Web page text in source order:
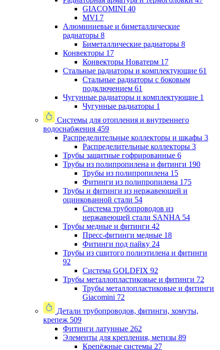
GIACOMINI 40
MVI 7
Алюминиевые и биметаллические
радиаторы 8
Биметаллические радиаторы 8
Конвекторы 17
Конвекторы Новатерм 17
Стальные радиаторы и комплектующие 61
Стальные радиаторы с боковым
подключением 61
Чугунные радиаторы и комплектующие 1
Чугунные радиаторы 1
Системы для отопления и внутреннего
водоснабжения 459
Распределительные коллекторы и шкафы 3
Распределительные коллекторы 3
Трубы защитные гофрированные 6
Трубы из полипропилена и фитинги 190
Трубы из полипропилена 15
Фитинги из полипропилена 175
Трубы и фитинги из нержавеющей и
оцинкованной стали 54
Система трубопроводов из
нержавеющей стали SANHA 54
Трубы медные и фитинги 42
Пресс-фитинги медные 18
Фитинги под пайку 24
Трубы из сшитого полиэтилена и фитинги
92
Система GOLDFIX 92
Трубы металлопластиковые и фитинги 72
Трубы металлопластиковые и фитинги
Giacomini 72
Детали трубопроводов, фитинги, хомуты,
крепеж 509
Фитинги латунные 262
Элементы для крепления, метизы 89
Крепёжные системы 27